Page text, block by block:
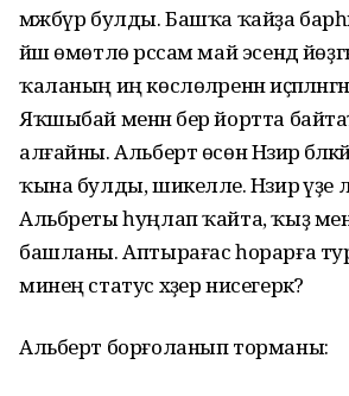
мәжбүр булды. Башҡа ҡайҙа
йәш өмөтлө рәссам май эсендә
ҡаланың иң көслөләренән
Яҡшыбай менән бер йортта
алғайны. Альберт өсөн Нәзирә
ҡына булды, шикелле. Нәзирә үҙе
Альбреты һуңлап ҡайта, ҡыҙ
башланы. Аптырағас һорарға
минең статус хәҙер нисегерәк?
Альберт борғоланып торманы: